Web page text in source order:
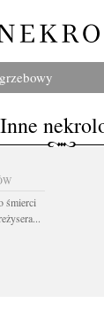
Inne
śmierci